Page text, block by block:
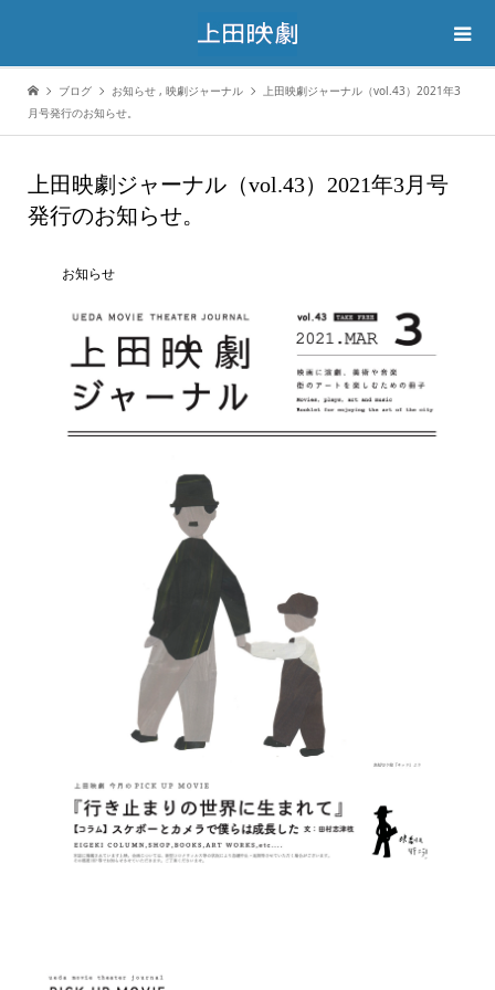
ブログ お知らせ , 映劇ジャーナル
上田映劇ジャーナル（vol.43）2021年3
月号発行のお知らせ。
上田映劇ジャーナル（vol.43）2021年3月号
発行のお知らせ。
お知らせ